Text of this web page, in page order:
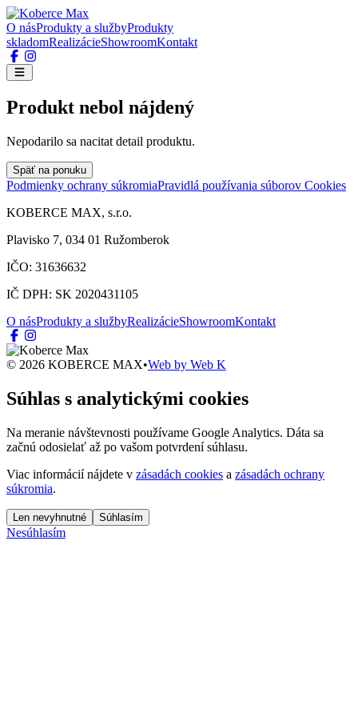
O násProdukty a službyProdukty
skladomRealizácieShowroomKontakt
Produkt nebol nájdený
Nepodarilo sa nacitat detail produktu.
Späť na ponuku
Podmienky ochrany súkromiaPravidlá používania súborov Cookies
KOBERCE MAX, s.r.o.
Plavisko 7, 034 01 Ružomberok
IČO: 31636632
IČ DPH: SK 2020431105
O násProdukty a službyRealizácieShowroomKontakt
© 2026 KOBERCE MAX•Web by Web K
Súhlas s analytickými cookies
Na meranie návštevnosti používame Google Analytics. Dáta sa
začnú odosielať až po vašom potvrdení súhlasu.
Viac informácií nájdete v zásadách cookies a zásadách ochrany
súkromia.
Len nevyhnutné Súhlasím
Nesúhlasím